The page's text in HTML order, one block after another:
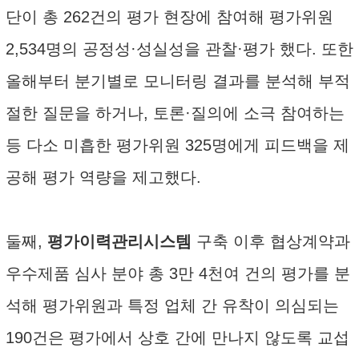
단이 총 262건의 평가 현장에 참여해 평가위원
2,534명의 공정성·성실성을 관찰·평가 했다. 또한
올해부터 분기별로 모니터링 결과를 분석해 부적
절한 질문을 하거나, 토론·질의에 소극 참여하는
등 다소 미흡한 평가위원 325명에게 피드백을 제
공해 평가 역량을 제고했다.
둘째, 평가이력관리시스템 구축 이후 협상계약과
우수제품 심사 분야 총 3만 4천여 건의 평가를 분
석해 평가위원과 특정 업체 간 유착이 의심되는
190건은 평가에서 상호 간에 만나지 않도록 교섭